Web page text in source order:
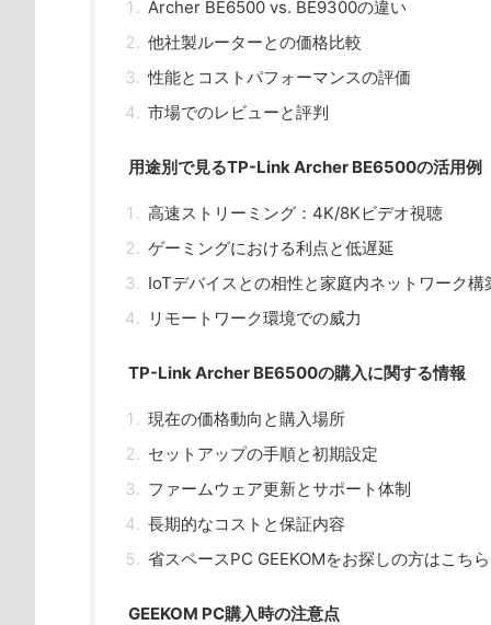
Archer BE6500 vs. BE9300の違い
他社製ルーターとの価格比較
性能とコストパフォーマンスの評価
市場でのレビューと評判
用途別で見るTP-Link Archer BE6500の活用例
高速ストリーミング：4K/8Kビデオ視聴
ゲーミングにおける利点と低遅延
IoTデバイスとの相性と家庭内ネットワーク構
リモートワーク環境での威力
TP-Link Archer BE6500の購入に関する情報
現在の価格動向と購入場所
セットアップの手順と初期設定
ファームウェア更新とサポート体制
長期的なコストと保証内容
省スペースPC GEEKOMをお探しの方はこちら
GEEKOM PC購入時の注意点